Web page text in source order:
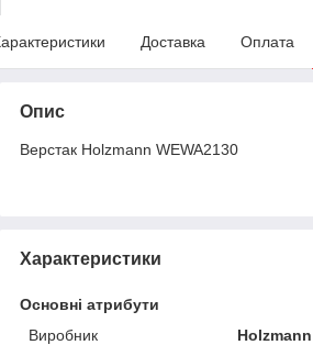
Доставка Оплата
Опис
Верстак Holzmann WEWA2130
Характеристики
Основні атрибути
Виробник
Holzmann